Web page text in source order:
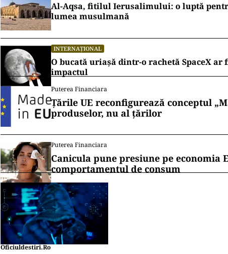
Al-Aqsa, fitilul Ierusalimului: o luptă
lumea musulmană
INTERNAȚIONAL
O bucată uriașă dintr-o rachetă SpaceX
impactul
Puterea Financiara
Țările UE reconfigurează conceptul
produselor, nu al țărilor
Puterea Financiara
Canicula pune presiune pe economia
comportamentul de consum
Oficiuldestiri.ro